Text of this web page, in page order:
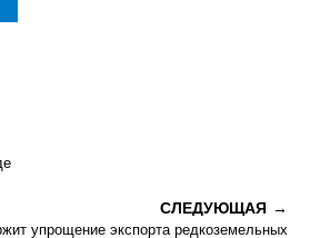
СЛЕДУЮЩАЯ
упрощение экспорта редкоземельных